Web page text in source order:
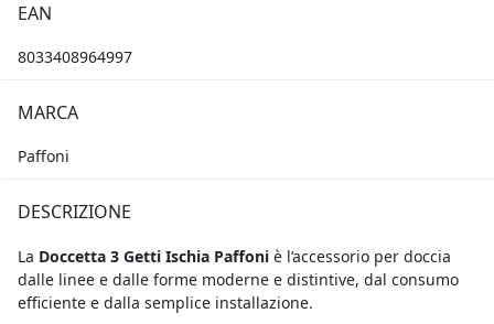
EAN
8033408964997
MARCA
Paffoni
DESCRIZIONE
La Doccetta 3 Getti Ischia Paffoni è l’accessorio per doccia
dalle linee e dalle forme moderne e distintive, dal consumo
efficiente e dalla semplice installazione.